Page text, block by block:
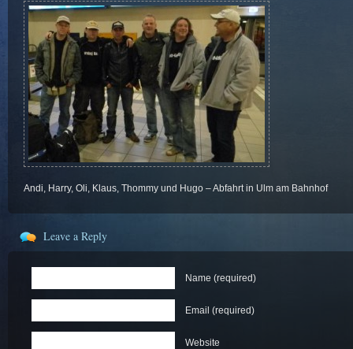
Andi, Harry, Oli, Klaus, Thommy und Hugo – Abfahrt in Ulm am Bahnhof
Leave a Reply
Name (required)
Email (required)
Website